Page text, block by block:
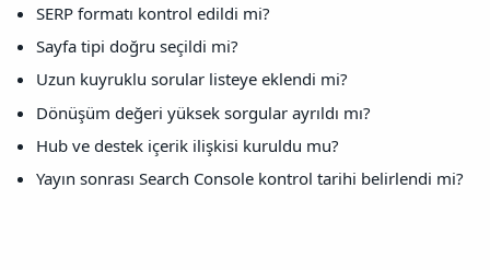
SERP formatı kontrol edildi mi?
Sayfa tipi doğru seçildi mi?
Uzun kuyruklu sorular listeye eklendi mi?
Dönüşüm değeri yüksek sorgular ayrıldı mı?
Hub ve destek içerik ilişkisi kuruldu mu?
Yayın sonrası Search Console kontrol tarihi belirlendi mi?